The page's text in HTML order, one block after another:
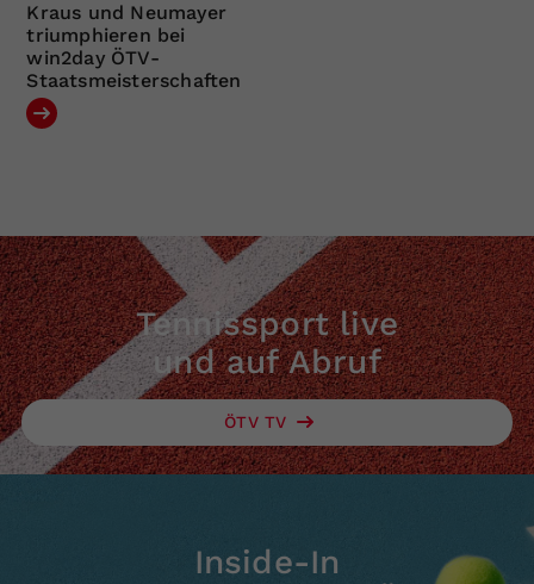
Kraus und Neumayer
triumphieren bei
win2day ÖTV-
Staatsmeisterschaften
Tennissport live
und auf Abruf
ÖTV TV
Inside-In